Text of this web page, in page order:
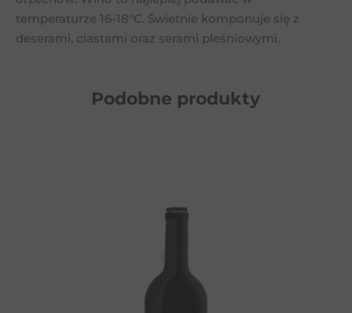
temperaturze 16-18°C. Świetnie komponuje się z
deserami, ciastami oraz serami pleśniowymi.
Podobne produkty